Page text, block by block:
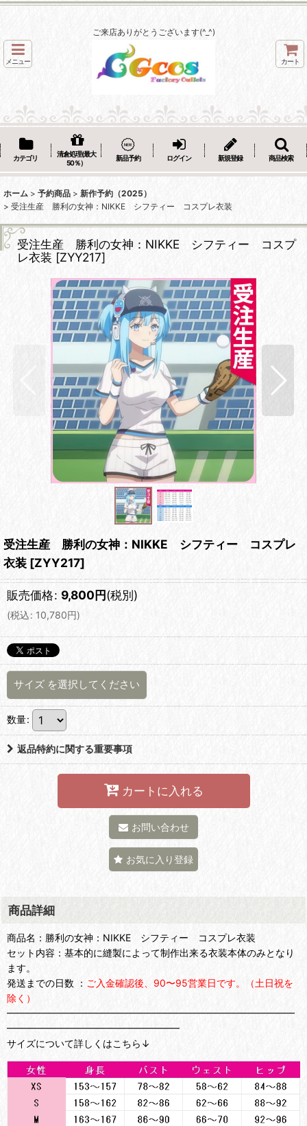
ご来店ありがとうございます(^_^)
メニュー カート
カテゴリ
清倉処理(最大
50％）
新品予約 ログイン 新規登録 商品検索
ホーム > 予約商品 > 新作予約（2025）
> 受注生産 勝利の女神：NIKKE シフティー コスプレ衣装
受注生産 勝利の女神：NIKKE シフティー コスプ
レ衣装 [ZYY217]
受注生産 勝利の女神：NIKKE シフティー コスプレ
衣装 [ZYY217]
販売価格: 9,800円(税別)
(税込: 10,780円)
サイズ を選択してください
数量:
返品特約に関する重要事項
カートに入れる
お問い合わせ
お気に入り登録
商品詳細
商品名：勝利の女神：NIKKE シフティー コスプレ衣装
セット内容：基本的に縫製によって制作出来る衣装本体のみとなり
ます。
発送までの日数 ： ご入金確認後、90〜95営業日です。（土日祝を
除く）
━━━━━━━━━━━━━━━━━━━━━━━━━━━━━━
━━━━━━━━━━━━━━━━━━
サイズについて詳しくはこちら↓